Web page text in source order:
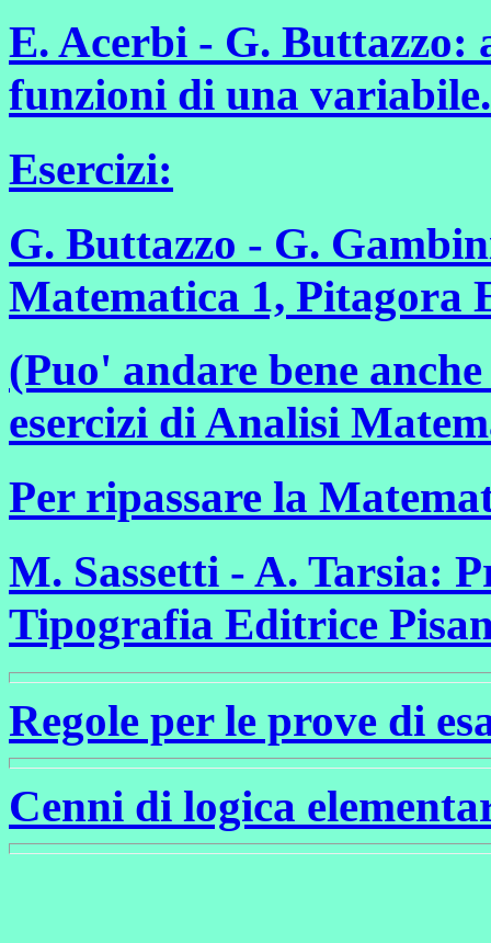
E. Acerbi - G. Buttazzo:
funzioni di una
Esercizi:
G. Buttazzo - G.
Matematica 1, Pitagora
(Puo' andare bene
esercizi di Analisi
Per ripassare la
M. Sassetti - A. Tarsia:
Tipografia Editrice
Regole per le prove di
Cenni di logica